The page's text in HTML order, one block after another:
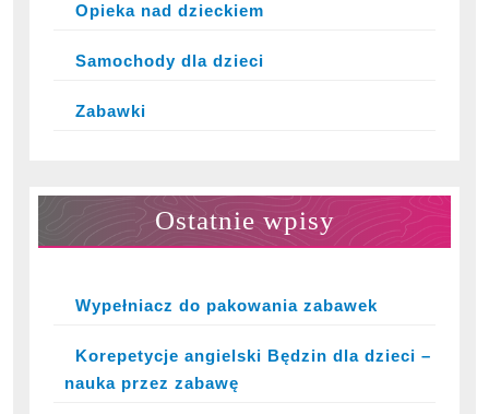
Opieka nad dzieckiem
Samochody dla dzieci
Zabawki
Ostatnie wpisy
Wypełniacz do pakowania zabawek
Korepetycje angielski Będzin dla dzieci –
nauka przez zabawę